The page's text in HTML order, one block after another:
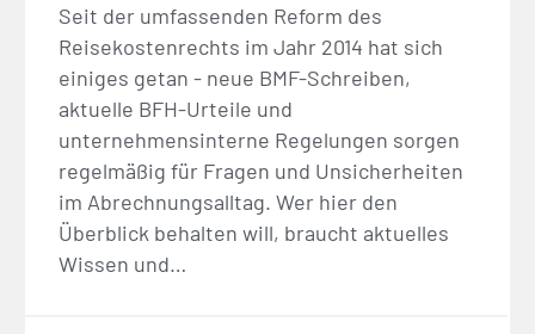
Seit der umfassenden Reform des
Reisekostenrechts im Jahr 2014 hat sich
einiges getan - neue BMF-Schreiben,
aktuelle BFH-Urteile und
unternehmensinterne Regelungen sorgen
regelmäßig für Fragen und Unsicherheiten
im Abrechnungsalltag. Wer hier den
Überblick behalten will, braucht aktuelles
Wissen und…